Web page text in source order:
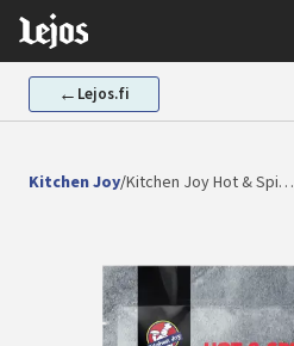
Siirry
sisältöön
← Lejos.fi
Kitchen Joy/Kitchen Joy Hot & Spi…